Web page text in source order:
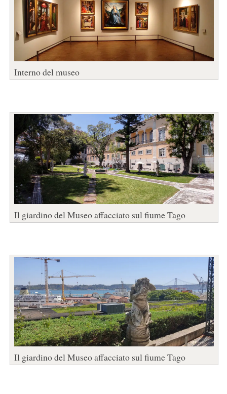
Interno del museo
Il giardino del Museo affacciato sul fiume Tago
Il giardino del Museo affacciato sul fiume Tago